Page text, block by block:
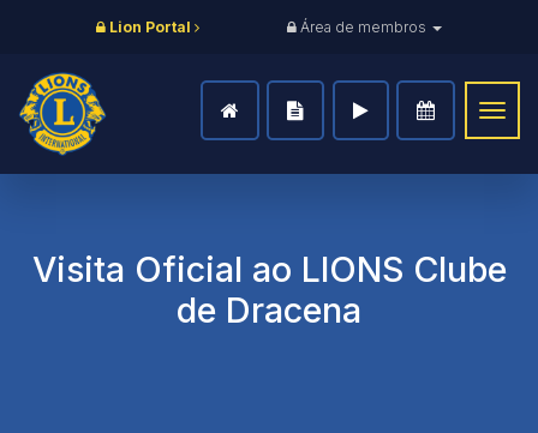
Lion Portal Área de membros
Visita Oficial ao LIONS Clube
de Dracena